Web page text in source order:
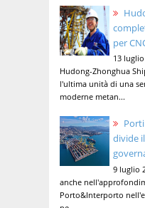
per
13
Hudong-Zhonghua
l'ultima unità di una
moderne metan...
divide
9 luglio
anche
Porto&Interporto